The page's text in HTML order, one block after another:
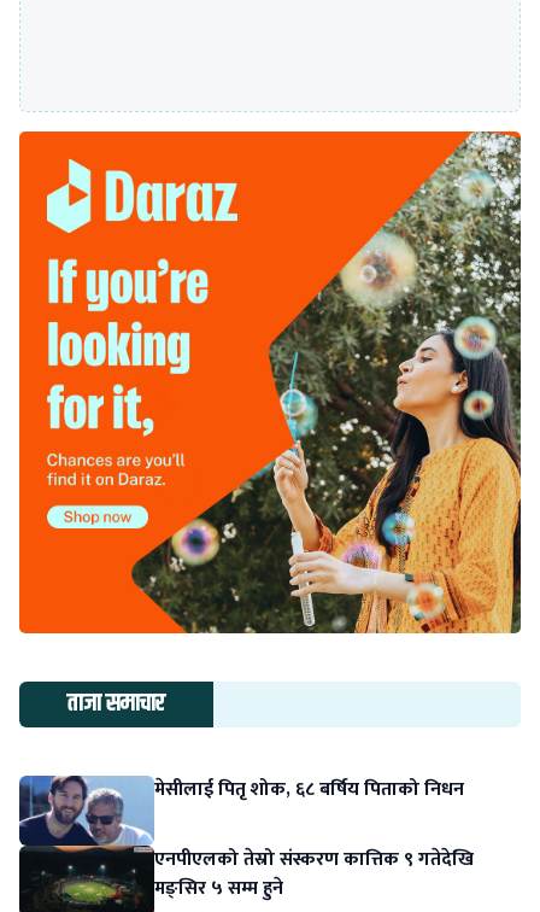
ताजा समाचार
मेसीलाई पितृ शोक, ६८ बर्षिय पिताको निधन
एनपीएलको तेस्रो संस्करण कात्तिक ९ गतेदेखि
मङ्सिर ५ सम्म हुने